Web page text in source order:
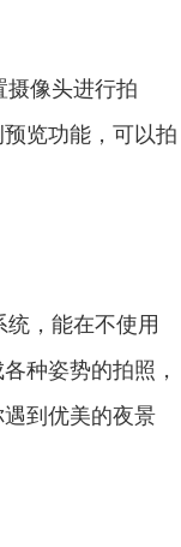
摄像头进行拍
览功能，可以拍
，能在不使用
种姿势的拍照，
到优美的夜景